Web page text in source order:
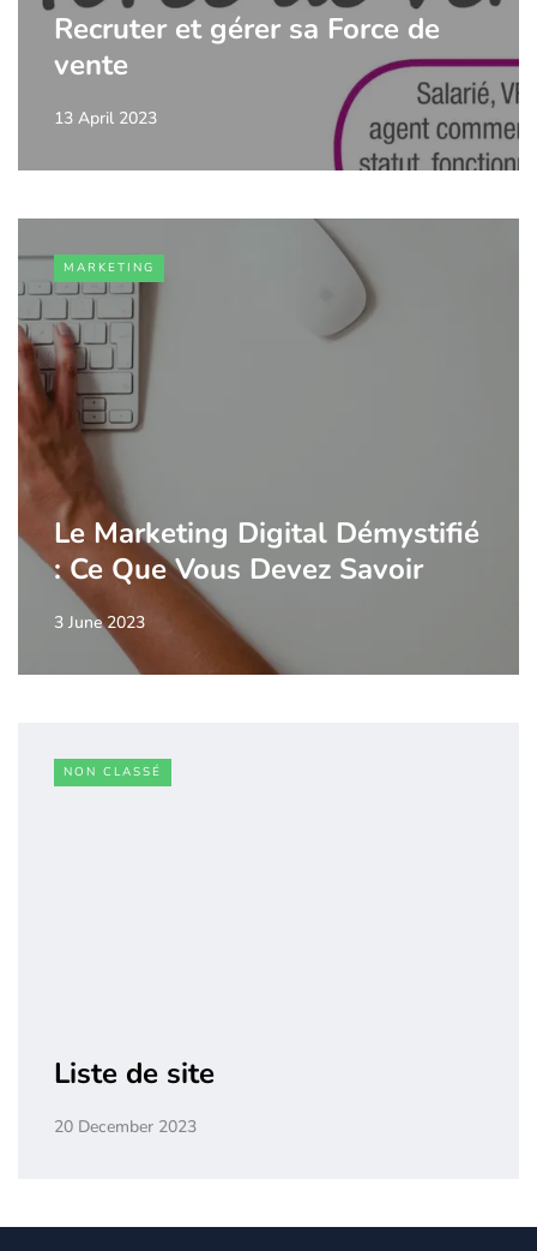
Recruter et gérer sa Force de
vente
13 April 2023
MARKETING
Le Marketing Digital Démystifié
: Ce Que Vous Devez Savoir
3 June 2023
NON CLASSÉ
Liste de site
20 December 2023